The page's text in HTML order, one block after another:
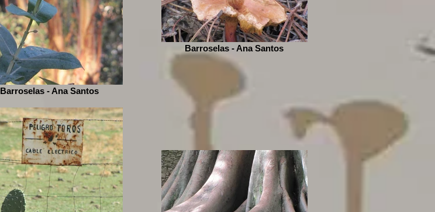
Barroselas - Ana Santos
Barroselas - Ana Santos